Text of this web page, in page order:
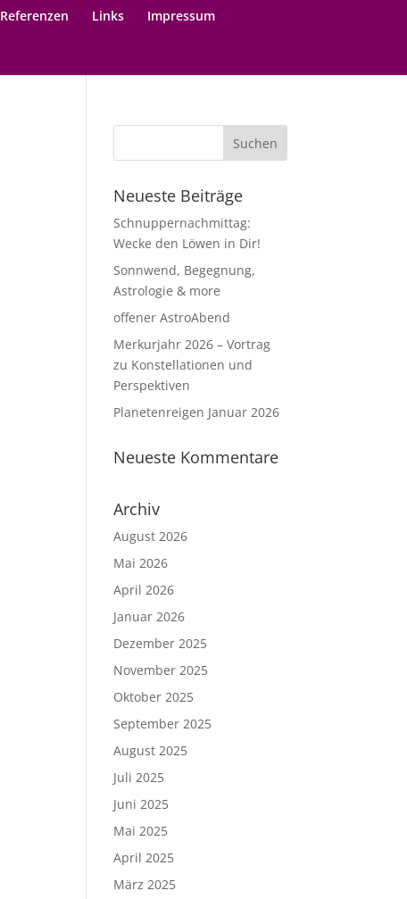
Referenzen Links
Impressum
Neueste Beiträge
Schnuppernachmittag:
Wecke den Löwen in Dir!
Sonnwend, Begegnung,
Astrologie & more
offener AstroAbend
Merkurjahr 2026 – Vortrag
zu Konstellationen und
Perspektiven
Planetenreigen Januar 2026
Neueste Kommentare
Archiv
August 2026
Mai 2026
April 2026
Januar 2026
Dezember 2025
November 2025
Oktober 2025
September 2025
August 2025
Juli 2025
Juni 2025
Mai 2025
April 2025
März 2025